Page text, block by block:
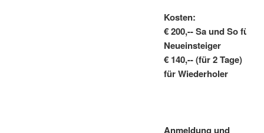
Kosten:
€ 200,-- Sa und So für
Neueinsteiger
€ 140,-- (für 2 Tage)
für Wiederholer
Anmeldung und